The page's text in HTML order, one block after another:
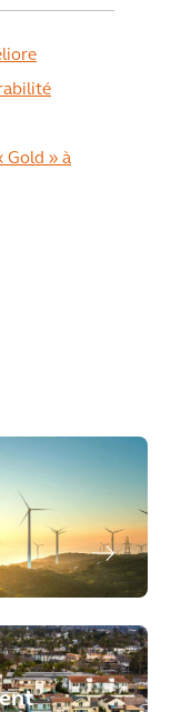
Gold » à